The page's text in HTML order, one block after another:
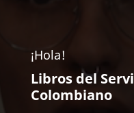
¡Hola!
Libros del
Colombiano